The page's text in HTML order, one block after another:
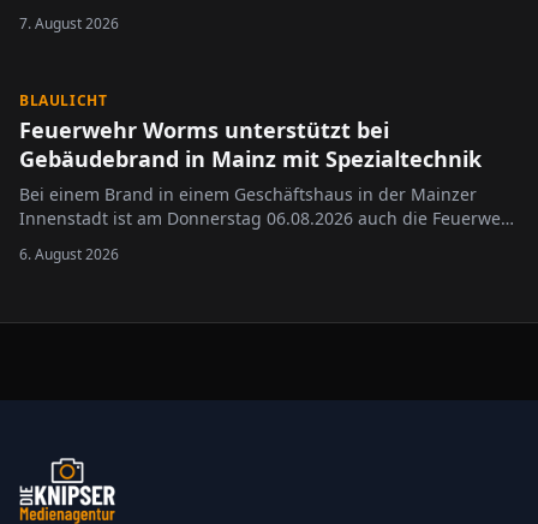
ihre Warnsysteme für Krisen- und Katastrophenfälle.
7. August 2026
BLAULICHT
Feuerwehr Worms unterstützt bei
Gebäudebrand in Mainz mit Spezialtechnik
Bei einem Brand in einem Geschäftshaus in der Mainzer
Innenstadt ist am Donnerstag 06.08.2026 auch die Feuerwehr
6. August 2026